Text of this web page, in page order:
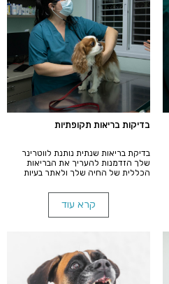
בדיקות בריאות תקופתיות
בדיקת בריאות שנתית נותנת לווטרינר
שלך הזדמנות להעריך את הבריאות
הכללית של החיה שלך ולאתר בעיות
קרא עוד